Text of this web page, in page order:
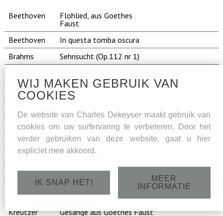
Beethoven
Flohlied, aus Goethes
Faust
Beethoven
In questa tomba oscura
Brahms
Sehnsucht (Op.112 nr 1)
Brahms
Spatherbst (Op.92 nr 2)
Brahms
Liebeslieder-Walzer - op.52
Dargomisjki
Gladja na luch
Dargomisjki
Mnie grustna
Faure
Madrigal op.35
Chanson de Don Quichotte
- Chanson de la Mort
Don Quichotte
Kreutzer Gesänge aus Goethes Faust
WIJ MAKEN GEBRUIK VAN
COOKIES
De website van Charles Dekeyser maakt gebruik van
cookies om uw surfervaring te verbeteren. Door het
verder gebruiken van deze website, gaat u hier
expliciet mee akkoord.
IK SNAP HET!
MEER
INFORMATIE